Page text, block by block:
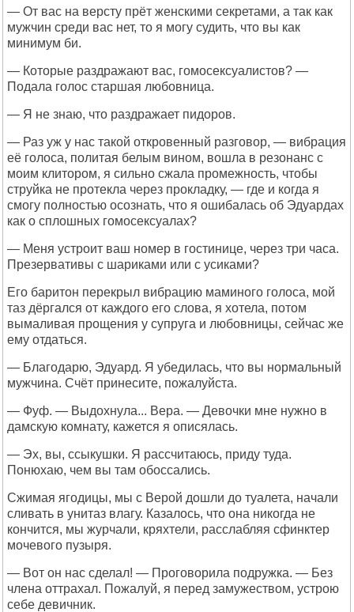
— От вас на версту прёт женскими секретами, а так как
мужчин среди вас нет, то я могу судить, что вы как
минимум би.
— Которые раздражают вас, гомосексуалистов? —
Подала голос старшая любовница.
— Я не знаю, что раздражает пидоров.
— Раз уж у нас такой откровенный разговор, — вибрация
её голоса, политая белым вином, вошла в резонанс с
моим клитором, я сильно сжала промежность, чтобы
струйка не протекла через прокладку, — где и когда я
смогу полностью осознать, что я ошибалась об Эдуардах
как о сплошных гомосексуалах?
— Меня устроит ваш номер в гостинице, через три часа.
Презервативы с шариками или с усиками?
Его баритон перекрыл вибрацию маминого голоса, мой
таз дёргался от каждого его слова, я хотела, потом
вымаливая прощения у супруга и любовницы, сейчас же
ему отдаться.
— Благодарю, Эдуард. Я убедилась, что вы нормальный
мужчина. Счёт принесите, пожалуйста.
— Фуф. — Выдохнула... Вера. — Девочки мне нужно в
дамскую комнату, кажется я описялась.
— Эх, вы, ссыкушки. Я рассчитаюсь, приду туда.
Понюхаю, чем вы там обоссались.
Сжимая ягодицы, мы с Верой дошли до туалета, начали
сливать в унитаз влагу. Казалось, что она никогда не
кончится, мы журчали, кряхтели, расслабляя сфинктер
мочевого пузыря.
— Вот он нас сделал! — Проговорила подружка. — Без
члена оттрахал. Пожалуй, я перед замужеством, устрою
себе девичник.